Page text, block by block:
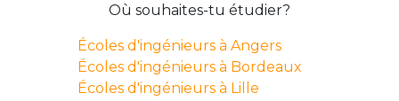
Où souhaites-tu étudier?
Écoles d'ingénieurs à Angers
Écoles d'ingénieurs à Bordeaux
Écoles d'ingénieurs à Lille